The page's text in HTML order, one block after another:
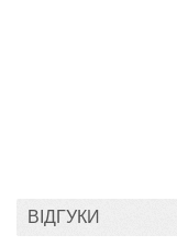
ВІДГУКИ